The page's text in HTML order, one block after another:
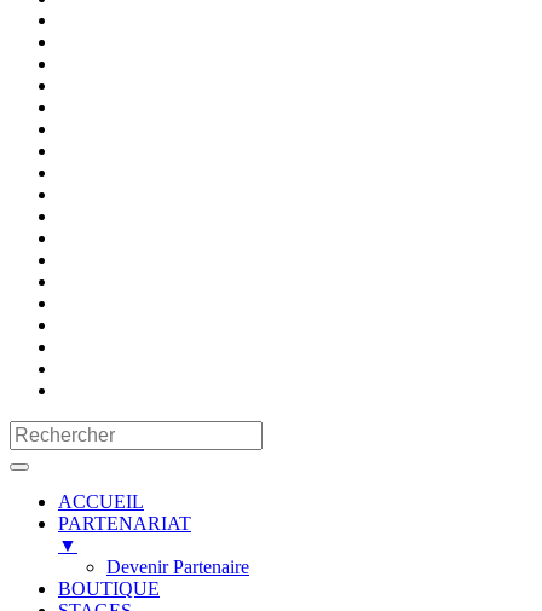
ACCUEIL
PARTENARIAT
▼
Devenir Partenaire
BOUTIQUE